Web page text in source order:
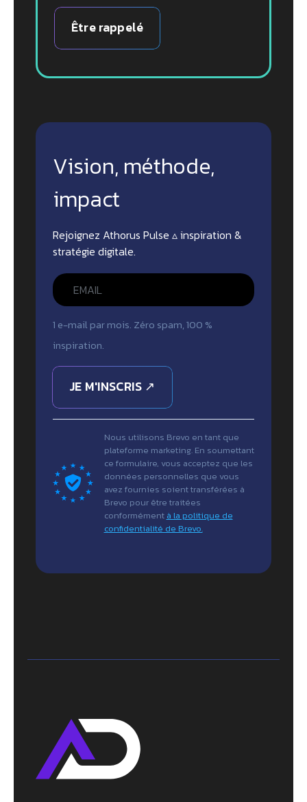
Être rappelé
Vision, méthode,
impact
Rejoignez Athorus Pulse ▵ inspiration &
stratégie digitale.
1 e-mail par mois. Zéro spam, 100 %
inspiration.
JE M'INSCRIS ↗
Nous utilisons Brevo en tant que
plateforme marketing. En soumettant
ce formulaire, vous acceptez que les
données personnelles que vous
avez fournies soient transférées à
Brevo pour être traitées
conformément à la politique de
confidentialité de Brevo.